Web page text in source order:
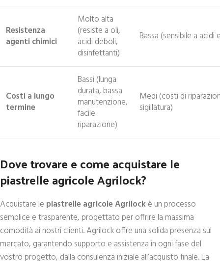
Resistenza
agenti chimici
Molto alta
(resiste a oli,
acidi deboli,
disinfettanti)
Bassa (sensibile a acidi
Costi a lungo
termine
Bassi (lunga
durata, bassa
manutenzione,
facile
riparazione)
Medi (costi di
sigillatura)
Dove trovare e come acquistare le
piastrelle agricole Agrilock?
Acquistare le piastrelle agricole Agrilockè un processo
semplice e trasparente, progettato per offrire la massima
comodità ai nostri clienti. Agrilock offre una solida presenza sul
mercato, garantendo supporto e assistenza in ogni fase del
vostro progetto, dalla consulenza iniziale all’acquisto finale. La